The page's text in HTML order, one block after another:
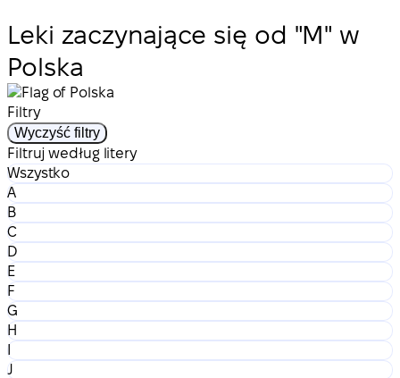
Leki zaczynające się od "M" w
Polska
Filtry
Wyczyść filtry
Filtruj według litery
Wszystko
A
B
C
D
E
F
G
H
I
J